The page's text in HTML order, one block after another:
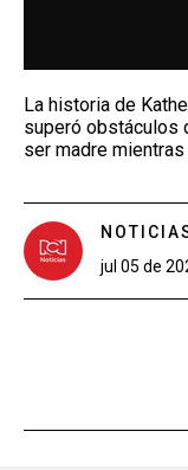
La historia de
superó obstáculos
ser madre
jul 05 de